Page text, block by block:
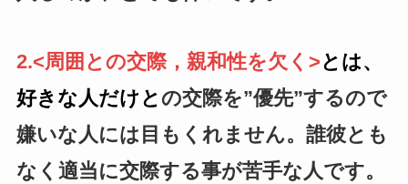
2.<周囲との交際，親和性を欠く>とは、
好きな人だけと の交際を”優先”するので
嫌いな人には目もくれません。誰彼とも
なく適当に交際する事が苦手な人です。